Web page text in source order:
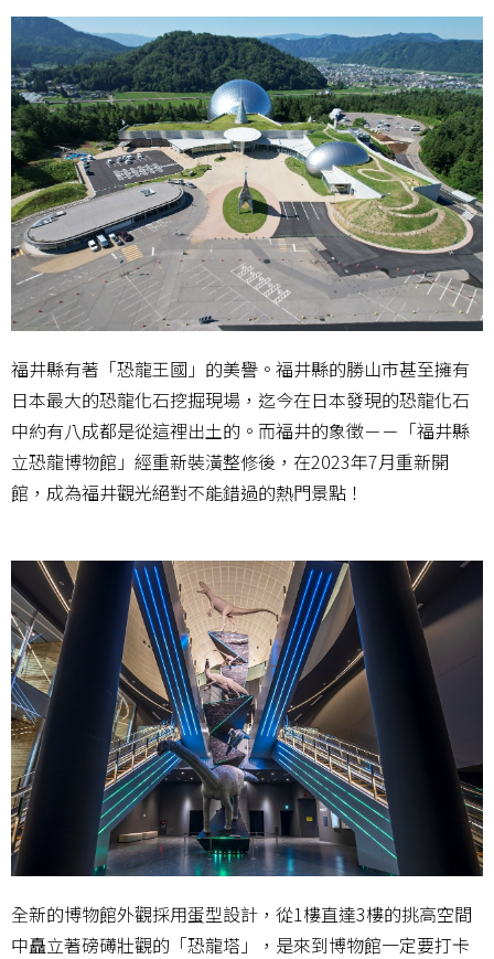
福井縣有著「恐龍王國」的美譽。福井縣的勝山市甚至擁有
日本最大的恐龍化石挖掘現場，迄今在日本發現的恐龍化石
中約有八成都是從這裡出土的。而福井的象徵－－「福井縣
立恐龍博物館」經重新裝潢整修後，在2023年7月重新開
館，成為福井觀光絕對不能錯過的熱門景點！
全新的博物館外觀採用蛋型設計，從1樓直達3樓的挑高空間
中矗立著磅礡壯觀的「恐龍塔」，是來到博物館一定要打卡